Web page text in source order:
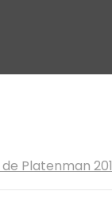
Platenman